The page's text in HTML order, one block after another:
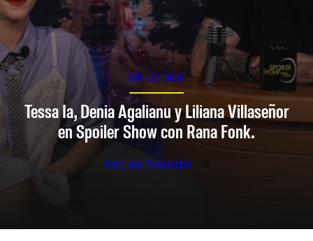
SPOILER SHOW
Tessa Ia, Denia Agalianu y Liliana Villaseñor
en Spoiler Show con Rana Fonk.
Ver en Youtube